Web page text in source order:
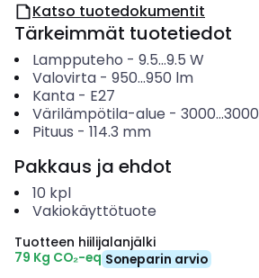
Katso tuotedokumentit
Tärkeimmät tuotetiedot
Lampputeho - 9.5...9.5 W
Valovirta- 950...950 lm
Kanta- E27
Värilämpötila-alue - 3000...3000
Pituus - 114.3 mm
Pakkaus ja ehdot
10 kpl
Vakiokäyttötuote
Tuotteen hiilijalanjälki
79 Kg CO₂-eq Soneparin arvio